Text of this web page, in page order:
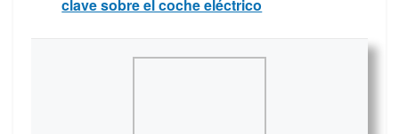
clave sobre el coche eléctrico